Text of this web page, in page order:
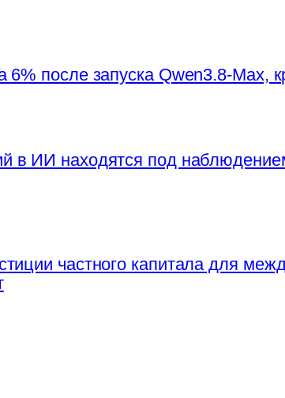
6% после запуска Qwen3.8-
в ИИ находятся под
частного капитала для